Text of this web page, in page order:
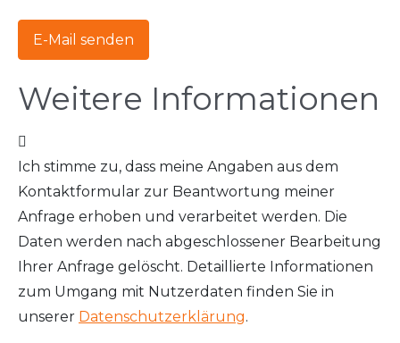
E-Mail senden
Weitere Informationen
Ich stimme zu, dass meine Angaben aus dem
Kontaktformular zur Beantwortung meiner
Anfrage erhoben und verarbeitet werden. Die
Daten werden nach abgeschlossener Bearbeitung
Ihrer Anfrage gelöscht. Detaillierte Informationen
zum Umgang mit Nutzerdaten finden Sie in
unserer Datenschutzerklärung.